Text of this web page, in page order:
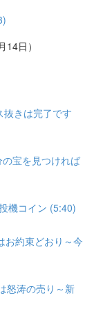
日）
きは完了です
宝を見つければ
機コイン (5:40)
お約束どおり～今
怒涛の売り～新